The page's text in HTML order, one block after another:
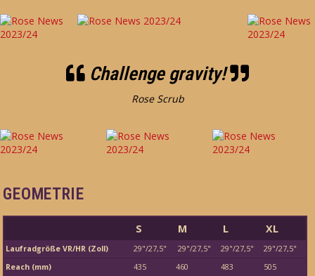
Challenge gravity!
Rose Scrub
GEOMETRIE
S M L XL
Laufradgröße VR/HR (Zoll) 29"/27,5" 29"/27,5" 29"/27,5"
29"/27,5"
Reach (mm)
435 460 483
505